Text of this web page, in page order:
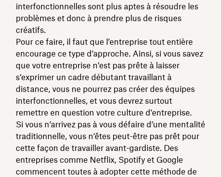
interfonctionnelles sont plus aptes à résoudre les
problèmes et donc à prendre plus de risques
créatifs.
Pour ce faire, il faut que l’entreprise tout entière
encourage ce type d’approche. Ainsi, si vous savez
que votre entreprise n’est pas prête à laisser
s’exprimer un cadre débutant travaillant à
distance, vous ne pourrez pas créer des équipes
interfonctionnelles, et vous devrez surtout
remettre en question votre culture d’entreprise.
Si vous n’arrivez pas à vous défaire d’une mentalité
traditionnelle, vous n’êtes peut-être pas prêt pour
cette façon de travailler avant-gardiste. Des
entreprises comme Netflix, Spotify et Google
commencent toutes à adopter cette méthode de